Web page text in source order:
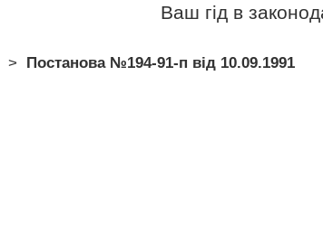
Ваш гід в
> Постанова №194-91-п від 10.09.1991